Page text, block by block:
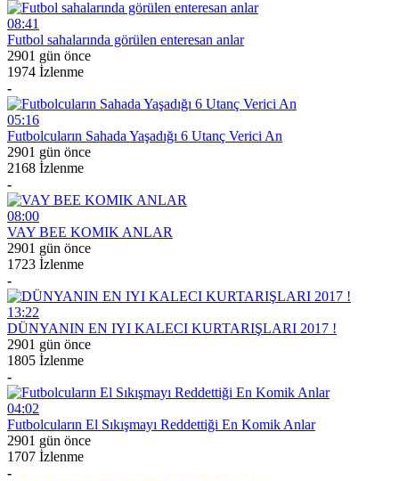
08:41
Futbol sahalarında görülen enteresan anlar
2901 gün önce
1974 İzlenme
-
05:16
Futbolcuların Sahada Yaşadığı 6 Utanç Verici An
2901 gün önce
2168 İzlenme
-
08:00
VAY BEE KOMIK ANLAR
2901 gün önce
1723 İzlenme
-
13:22
DÜNYANIN EN IYI KALECI KURTARIŞLARI 2017 !
2901 gün önce
1805 İzlenme
-
04:02
Futbolcuların El Sıkışmayı Reddettiği En Komik Anlar
2901 gün önce
1707 İzlenme
-